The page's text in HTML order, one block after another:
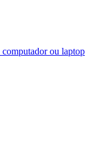
ou laptop